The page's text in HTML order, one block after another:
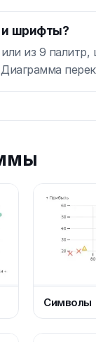
и шрифты?
из 9
Символы